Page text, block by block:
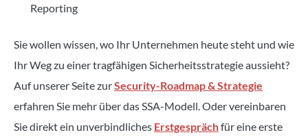
Reporting
Sie wollen wissen, wo Ihr Unternehmen heute steht und wie
Ihr Weg zu einer tragfähigen Sicherheitsstrategie aussieht?
Auf unserer Seite zurSecurity-Roadmap & Strategie
erfahren Sie mehr über das SSA-Modell. Oder vereinbaren
Sie direkt ein unverbindliches Erstgesprächfür eine erste